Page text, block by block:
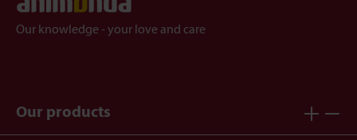
Our knowledge - your love and care
Our products